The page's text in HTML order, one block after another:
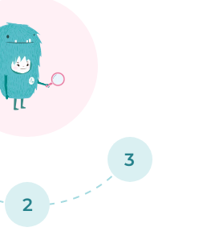
2
3